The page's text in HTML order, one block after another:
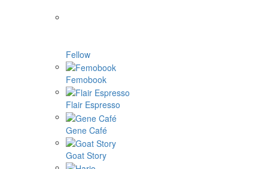
Fellow
Femobook
Flair Espresso
Gene Café
Goat Story